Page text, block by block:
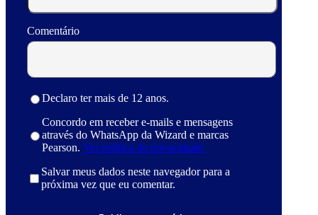
Comentário
Declaro ter mais de 12 anos.
Concordo em receber e-mails e mensagens
através do WhatsApp da Wizard e marcas
Pearson. Ver política de privacidade.
Salvar meus dados neste navegador para a
próxima vez que eu comentar.